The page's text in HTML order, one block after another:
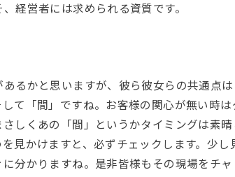
経営者には求められる資質です。
るかと思いますが、彼ら彼女らの共通点
て「間」ですね。お客様の関心が無い時
しくあの「間」というかタイミングは素
見かけますと、必ずチェックします。少し
分かりますね。是非皆様もその現場をチ